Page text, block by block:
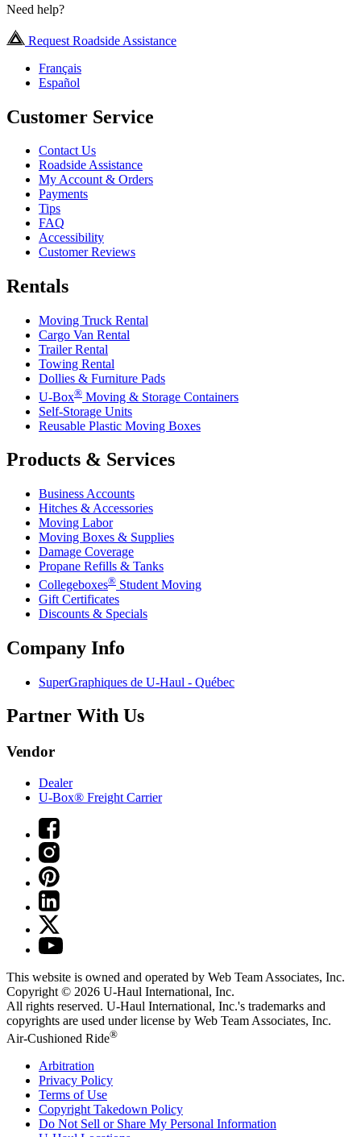
Need help?
Request Roadside Assistance
Français
Español
Customer Service
Contact Us
Roadside Assistance
My Account & Orders
Payments
Tips
FAQ
Accessibility
Customer Reviews
Rentals
Moving Truck Rental
Cargo Van Rental
Trailer Rental
Towing Rental
Dollies & Furniture Pads
U-Box® Moving & Storage Containers
Self-Storage Units
Reusable Plastic Moving Boxes
Products & Services
Business Accounts
Hitches & Accessories
Moving Labor
Moving Boxes & Supplies
Damage Coverage
Propane Refills & Tanks
Collegeboxes® Student Moving
Gift Certificates
Discounts & Specials
Company Info
SuperGraphiques de U-Haul - Québec
Partner With Us
Vendor
Dealer
U-Box® Freight Carrier
This website is owned and operated by Web Team Associates, Inc.
Copyright © 2026 U-Haul International, Inc.
All rights reserved. U-Haul International, Inc.'s trademarks and
copyrights are used under license by Web Team Associates, Inc.
Air-Cushioned Ride®
Arbitration
Privacy Policy
Terms of Use
Copyright Takedown Policy
Do Not Sell or Share My Personal Information